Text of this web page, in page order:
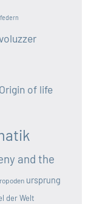
Origin of life
and the
ursprung
der Welt